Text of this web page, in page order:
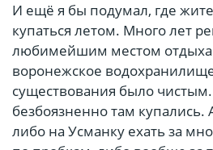
И ещё я бы подумал, где
купаться летом. Много лет
любимейшим местом
воронежское
существования было
безбоязненно там
либо на Усманку ехать за